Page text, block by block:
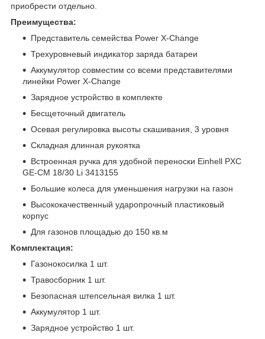
приобрести отдельно.
Преимущества:
Представитель семейства Power X-Change
Трехуровневый индикатор заряда батареи
Аккумулятор совместим со всеми представителями
линейки Power X-Change
Зарядное устройство в комплекте
Бесщеточный двигатель
Осевая регулировка высоты скашивания, 3 уровня
Складная длинная рукоятка
Встроенная ручка для удобной переноски Einhell PXC
GE-CM 18/30 Li 3413155
Большие колеса для уменьшения нагрузки на газон
Высококачественный ударопрочный пластиковый
корпус
Для газонов площадью до 150 кв.м
Комплектация:
Газонокосилка 1 шт.
Травосборник 1 шт.
Безопасная штепсельная вилка 1 шт.
Аккумулятор 1 шт.
Зарядное устройство 1 шт.